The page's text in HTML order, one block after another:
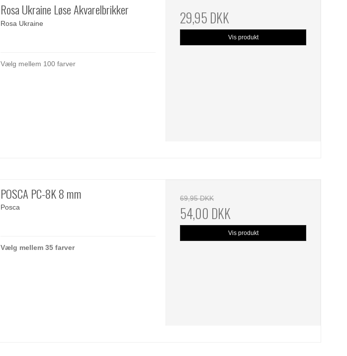
Rosa Ukraine Løse Akvarelbrikker
Rosa Ukraine
Vælg mellem 100 farver
29,95 DKK
Vis produkt
POSCA PC-8K 8 mm
Posca
Vælg mellem 35 farver
69,95 DKK
54,00 DKK
Vis produkt